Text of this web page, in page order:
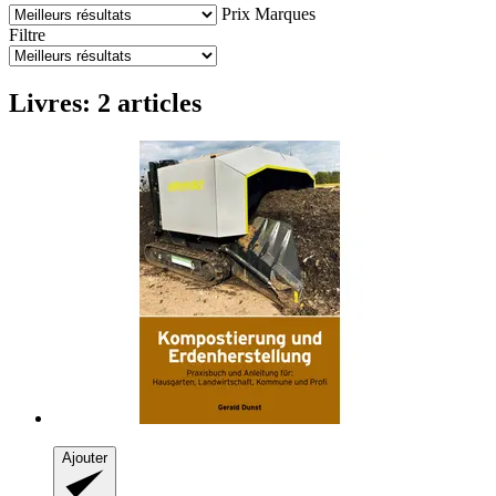
Prix Marques
Filtre
Livres: 2 articles
Ajouter